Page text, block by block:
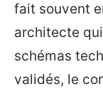
fait souvent
architecte
schémas
validés, le